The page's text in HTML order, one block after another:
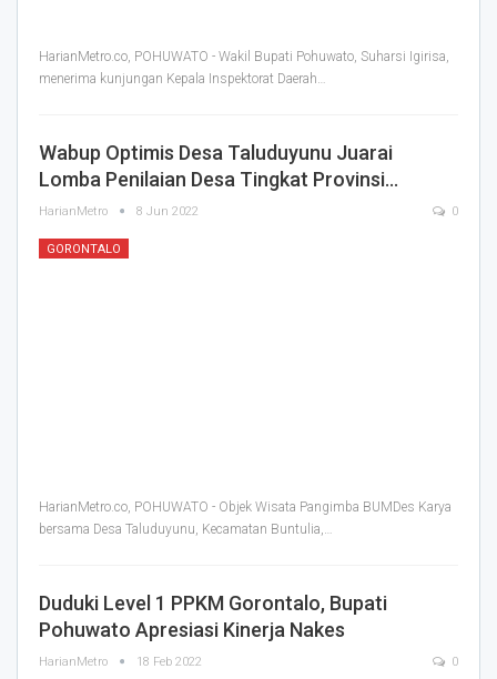
HarianMetro.co, POHUWATO - Wakil Bupati Pohuwato, Suharsi Igirisa,
menerima kunjungan Kepala Inspektorat Daerah…
Wabup Optimis Desa Taluduyunu Juarai
Lomba Penilaian Desa Tingkat Provinsi…
HarianMetro 8 Jun 2022 0
GORONTALO
HarianMetro.co, POHUWATO - Objek Wisata Pangimba BUMDes Karya
bersama Desa Taluduyunu, Kecamatan Buntulia,…
Duduki Level 1 PPKM Gorontalo, Bupati
Pohuwato Apresiasi Kinerja Nakes
HarianMetro 18 Feb 2022 0